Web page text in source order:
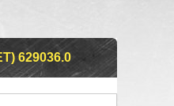
629036.0